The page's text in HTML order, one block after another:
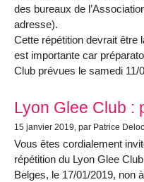
des bureaux de
adresse).
Cette répétition devrait être
est importante car
Club prévues le samedi
Lyon Glee Club :
15 janvier 2019 , par Patrice
Vous êtes cordialement
répétition du Lyon Glee
Belges, le 17/01/2019, non